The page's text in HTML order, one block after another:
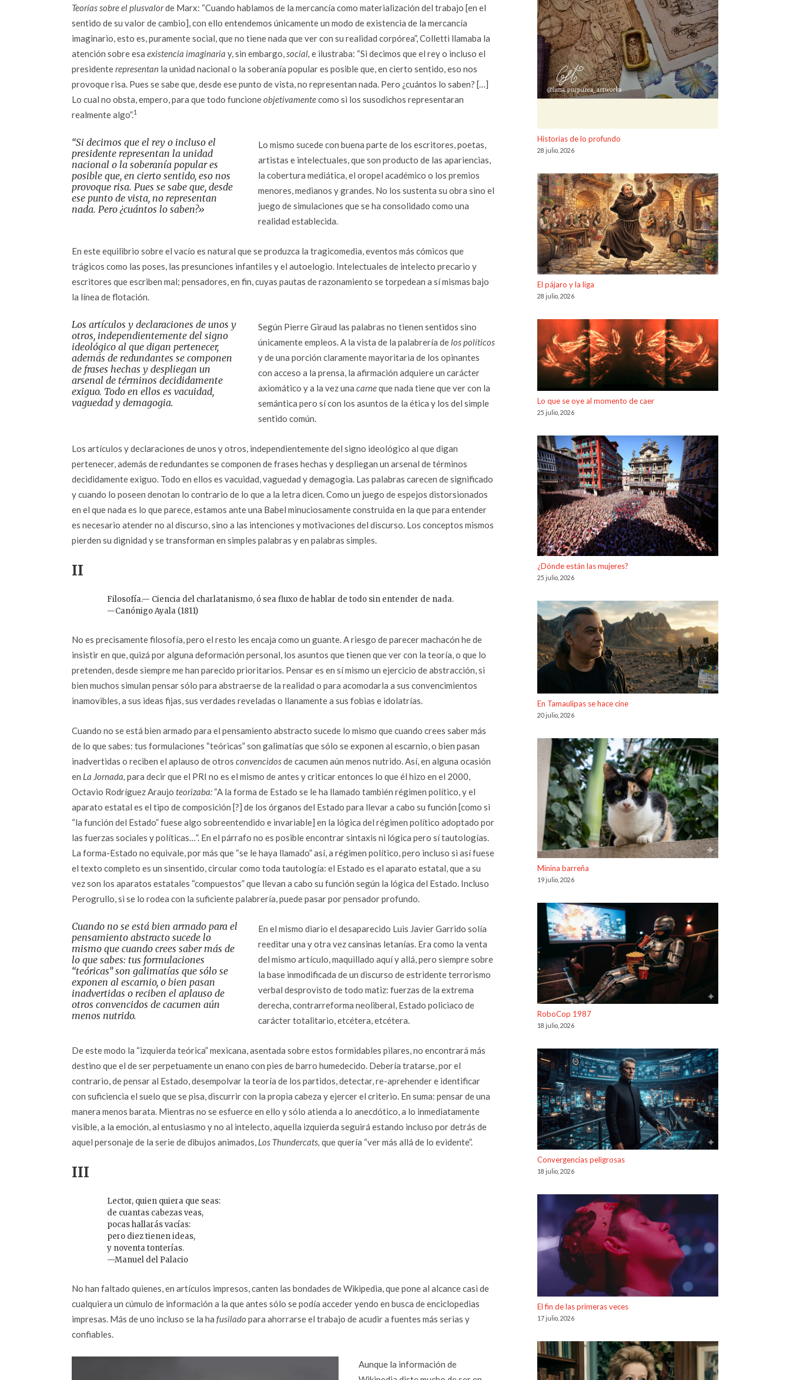
Teorías sobre el plusvalorde Marx: “Cuando hablamos de la mercancía como materialización del trabajo [en el
sentido de su valor de cambio], con ello entendemos únicamente un modo de existencia de la mercancía
imaginario, esto es, puramente social, que no tiene nada que ver con su realidad corpórea”, Colletti llamaba la
atención sobre esa existencia imaginaria y, sin embargo,social, e ilustraba: “Si decimos que el rey o incluso el
presidenterepresentan la unidad nacional o la soberanía popular es posible que, en cierto sentido, eso nos
provoque risa. Pues se sabe que, desde ese punto de vista, no representan nada. Pero ¿cuántos lo saben? […]
Lo cual no obsta, empero, para que todo funcioneobjetivamentecomo si los susodichos representaran
realmente algo”.1
“Si decimos que el rey o incluso el
presidente representan la unidad
nacional o la soberanía popular es
posible que, en cierto sentido, eso nos
provoque risa. Pues se sabe que, desde
ese punto de vista, no representan
nada. Pero ¿cuántos lo saben?»
Lo mismo sucede con buena parte de los escritores, poetas,
artistas e intelectuales, que son producto de las apariencias,
la cobertura mediática, el oropel académico o los premios
menores, medianos y grandes. No los sustenta su obra sino el
juego de simulaciones que se ha consolidado como una
realidad establecida.
En este equilibrio sobre el vacío es natural que se produzca la tragicomedia, eventos más cómicos que
trágicos como las poses, las presunciones infantiles y el autoelogio. Intelectuales de intelecto precario y
escritores que escriben mal; pensadores, en fin, cuyas pautas de razonamiento se torpedean a sí mismas bajo
la línea de flotación.
Los artículos y declaraciones de unos y
otros, independientemente del signo
ideológico al que digan pertenecer,
además de redundantes se componen
de frases hechas y despliegan un
arsenal de términos decididamente
exiguo. Todo en ellos es vacuidad,
vaguedad y demagogia.
Según Pierre Giraud las palabras no tienen sentidos sino
únicamente empleos. A la vista de la palabrería delos políticos
y de una porción claramente mayoritaria de los opinantes
con acceso a la prensa, la afirmación adquiere un carácter
axiomático y a la vez una carneque nada tiene que ver con la
semántica pero sí con los asuntos de la ética y los del simple
sentido común.
Los artículos y declaraciones de unos y otros, independientemente del signo ideológico al que digan
pertenecer, además de redundantes se componen de frases hechas y despliegan un arsenal de términos
decididamente exiguo. Todo en ellos es vacuidad, vaguedad y demagogia. Las palabras carecen de significado
y cuando lo poseen denotan lo contrario de lo que a la letra dicen. Como un juego de espejos distorsionados
en el que nada es lo que parece, estamos ante una Babel minuciosamente construida en la que para entender
es necesario atender no al discurso, sino a las intenciones y motivaciones del discurso. Los conceptos mismos
pierden su dignidad y se transforman en simples palabras y en palabras simples.
II
Filosofía.— Ciencia del charlatanismo, ó sea fluxo de hablar de todo sin entender de nada.
—Canónigo Ayala (1811)
No es precisamente filosofía, pero el resto les encaja como un guante. A riesgo de parecer machacón he de
insistir en que, quizá por alguna deformación personal, los asuntos que tienen que ver con la teoría, o que lo
pretenden, desde siempre me han parecido prioritarios. Pensar es en sí mismo un ejercicio de abstracción, si
bien muchos simulan pensar sólo para abstraerse de la realidad o para acomodarla a sus convencimientos
inamovibles, a sus ideas fijas, sus verdades reveladas o llanamente a sus fobias e idolatrías.
Cuando no se está bien armado para el pensamiento abstracto sucede lo mismo que cuando crees saber más
de lo que sabes: tus formulaciones “teóricas” son galimatías que sólo se exponen al escarnio, o bien pasan
inadvertidas o reciben el aplauso de otros convencidosde cacumen aún menos nutrido. Así, en alguna ocasión
en La Jornada, para decir que el PRI no es el mismo de antes y criticar entonces lo que él hizo en el 2000,
Octavio Rodríguez Araujo teorizaba: “A la forma de Estado se le ha llamado también régimen político, y el
aparato estatal es el tipo de composición [?] de los órganos del Estado para llevar a cabo su función [como si
“la función del Estado” fuese algo sobreentendido e invariable] en la lógica del régimen político adoptado por
las fuerzas sociales y políticas…”. En el párrafo no es posible encontrar sintaxis ni lógica pero sí tautologías.
La forma-Estado no equivale, por más que “se le haya llamado” así, a régimen político, pero incluso si así fuese
el texto completo es un sinsentido, circular como toda tautología: el Estado es el aparato estatal, que a su
vez son los aparatos estatales “compuestos” que llevan a cabo su función según la lógica del Estado. Incluso
Perogrullo, si se lo rodea con la suficiente palabrería, puede pasar por pensador profundo.
Cuando no se está bien armado para el
pensamiento abstracto sucede lo
mismo que cuando crees saber más de
lo que sabes: tus formulaciones
“teóricas” son galimatías que sólo se
exponen al escarnio, o bien pasan
inadvertidas o reciben el aplauso de
otros convencidos de cacumen aún
menos nutrido.
En el mismo diario el desaparecido Luis Javier Garrido solía
reeditar una y otra vez cansinas letanías. Era como la venta
del mismo artículo, maquillado aquí y allá, pero siempre sobre
la base inmodificada de un discurso de estridente terrorismo
verbal desprovisto de todo matiz: fuerzas de la extrema
derecha, contrarreforma neoliberal, Estado policiaco de
carácter totalitario, etcétera, etcétera.
De este modo la “izquierda teórica” mexicana, asentada sobre estos formidables pilares, no encontrará más
destino que el de ser perpetuamente un enano con pies de barro humedecido. Debería tratarse, por el
contrario, de pensar al Estado, desempolvar la teoría de los partidos, detectar, re-aprehender e identificar
con suficiencia el suelo que se pisa, discurrir con la propia cabeza y ejercer el criterio. En suma: pensar de una
manera menos barata. Mientras no se esfuerce en ello y sólo atienda a lo anecdótico, a lo inmediatamente
visible, a la emoción, al entusiasmo y no al intelecto, aquella izquierda seguirá estando incluso por detrás de
aquel personaje de la serie de dibujos animados, Los Thundercats, que quería “ver más allá de lo evidente”.
III
Lector, quien quiera que seas:
de cuantas cabezas veas,
pocas hallarás vacías:
pero diez tienen ideas,
y noventa tonterías.
—Manuel del Palacio
No han faltado quienes, en artículos impresos, canten las bondades de Wikipedia, que pone al alcance casi de
cualquiera un cúmulo de información a la que antes sólo se podía acceder yendo en busca de enciclopedias
impresas. Más de uno incluso se la ha fusilado para ahorrarse el trabajo de acudir a fuentes más serias y
confiables.
Aunque la información de
Historias de lo profundo
28 julio, 2026
El pájaro y la liga
28 julio, 2026
Lo que se oye al momento de caer
25 julio, 2026
¿Dónde están las mujeres?
25 julio, 2026
En Tamaulipas se hace cine
20 julio, 2026
Minina barreña
19 julio, 2026
RoboCop 1987
18 julio, 2026
Convergencias peligrosas
18 julio, 2026
El fin de las primeras veces
17 julio, 2026